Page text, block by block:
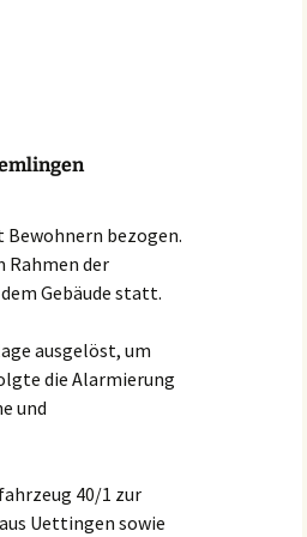
Bewohnern bezogen.
Rahmen der
Gebäude statt.
ausgelöst, um
die Alarmierung
und
40/1 zur
Uettingen sowie